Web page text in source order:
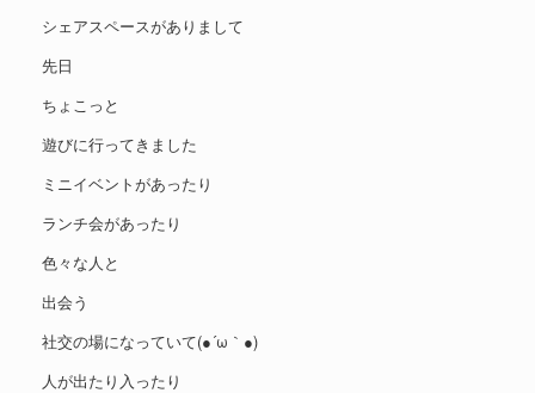
シェアスペースがありまして
先日
ちょこっと
遊びに行ってきました
ミニイベントがあったり
ランチ会があったり
色々な人と
出会う
社交の場になっていて(●´ω｀●)
人が出たり入ったり